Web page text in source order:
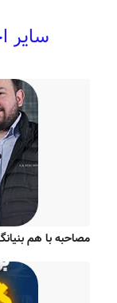
سایر
مصاحبه با هم